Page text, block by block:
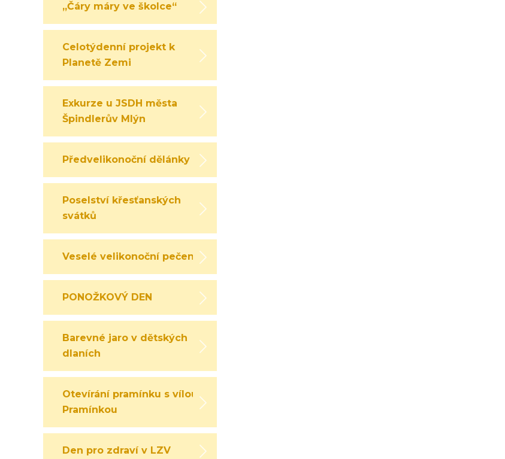
„Čáry máry ve školce“
Celotýdenní projekt k
Planetě Zemi
Exkurze u JSDH města
Špindlerův Mlýn
Předvelikonoční dělánky
Poselství křesťanských
svátků
Veselé velikonoční pečení
PONOŽKOVÝ DEN
Barevné jaro v dětských
dlaních
Otevírání pramínku s vílou
Pramínkou
Den pro zdraví v LZV